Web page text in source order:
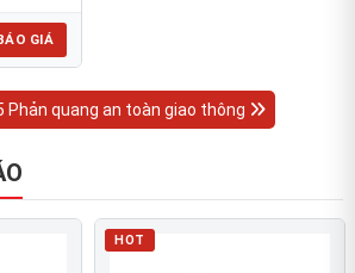
GIÁ
Phản quang an toàn giao thông
HOT